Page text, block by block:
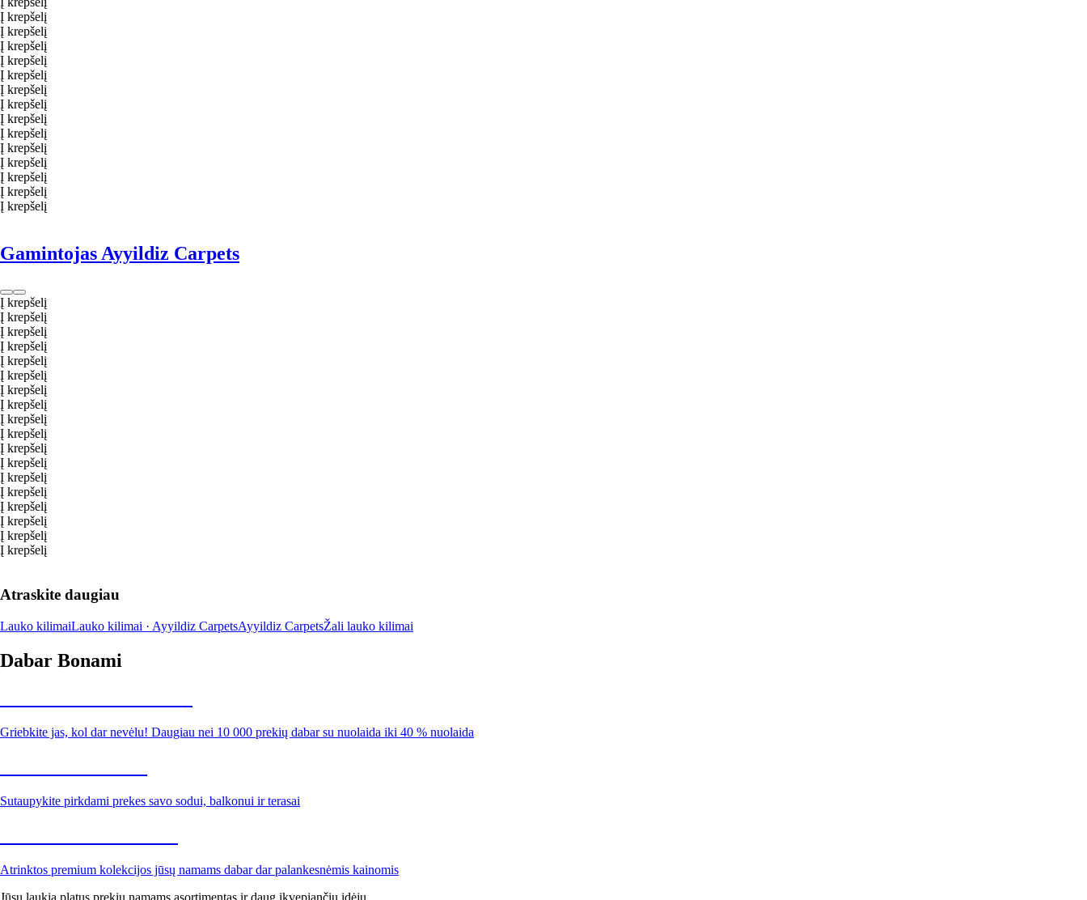
Į krepšelį
Į krepšelį
Į krepšelį
Į krepšelį
Į krepšelį
Į krepšelį
Į krepšelį
Į krepšelį
Į krepšelį
Į krepšelį
Į krepšelį
Į krepšelį
Į krepšelį
Į krepšelį
Gamintojas Ayyildiz Carpets
Į krepšelį
Į krepšelį
Į krepšelį
Į krepšelį
Į krepšelį
Į krepšelį
Į krepšelį
Į krepšelį
Į krepšelį
Į krepšelį
Į krepšelį
Į krepšelį
Į krepšelį
Į krepšelį
Į krepšelį
Į krepšelį
Į krepšelį
Į krepšelį
Atraskite daugiau
Lauko kilimaiLauko kilimai · Ayyildiz CarpetsAyyildiz CarpetsŽali lauko kilimai
Dabar Bonami
Griebkite jas, kol dar nevėlu! Daugiau nei 10 000 prekių dabar su nuolaida iki 40 % nuolaida
Sutaupykite pirkdami prekes savo sodui, balkonui ir terasai
Atrinktos premium kolekcijos jūsų namams dabar dar palankesnėmis kainomis
Jūsų laukia platus prekių namams asortimentas ir daug įkvepiančių idėjų